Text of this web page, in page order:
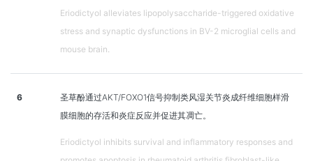
Eriodictyol alleviates lipopolysaccharide-triggered oxidative
stress and synaptic dysfunctions in BV-2 microglial cells and
mouse brain.
6
圣草酚通过AKT/FOXO1信号抑制类风湿关节炎成纤维细胞样滑
膜细胞的存活和炎症反应并促进其凋亡。
Eriodictyol inhibits survival and inflammatory responses and